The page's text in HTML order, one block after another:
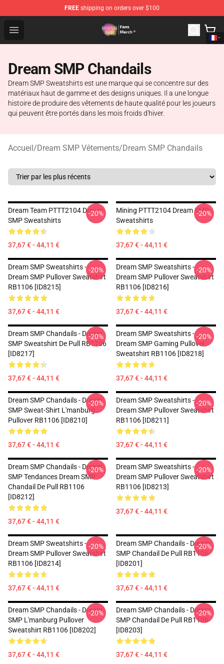
FREE shipping on orders over $100
Open menu
Dream SMP Store - Official Dream SMP Merchandise
Dream SMP Chandails
Dream SMP Sweatshirts est une marque qui se concentre sur des
matériaux haut de gamme et des designs uniques. Il a une longue
histoire de produire des vêtements de haute qualité pour les joueurs
qui peuvent être portés dans les mois froids d'hiver.
Accueil/Dream SMP Vêtements/Dream SMP Chandails
Dream Team PTTT2104 Dream
SMP Sweatshirts
37,67 € - 44,11 €
-20%
Mining PTTT2104 Dream SMP
Sweatshirts
37,67 € - 44,11 €
-20%
Dream SMP Sweatshirts -
Dream SMP Pullover Sweatshirt
RB1106 [ID8215]
37,67 € - 44,11 €
-20%
Dream SMP Sweatshirts -
Dream SMP Pullover Sweatshirt
RB1106 [ID8216]
37,67 € - 44,11 €
-20%
Dream SMP Chandails - Dream
SMP Sweatshirt De Pull RB1106
[ID8217]
37,67 € - 44,11 €
-20%
Dream SMP Sweatshirts -
Dream SMP Gaming Pullover
Sweatshirt RB1106 [ID8218]
37,67 € - 44,11 €
-20%
Dream SMP Chandails - Dream
SMP Sweat-Shirt L'manburg
Pullover RB1106 [ID8210]
37,67 € - 44,11 €
-20%
Dream SMP Sweatshirts -
Dream SMP Pullover Sweatshirt
RB1106 [ID8211]
37,67 € - 44,11 €
-20%
Dream SMP Chandails - Dream
SMP Tendances Dream SMP
Chandail De Pull RB1106
[ID8212]
37,67 € - 44,11 €
-20%
Dream SMP Sweatshirts -
Dream SMP Pullover Sweatshirt
RB1106 [ID8213]
37,67 € - 44,11 €
-20%
Dream SMP Sweatshirts -
Dream SMP Pullover Sweatshirt
RB1106 [ID8214]
37,67 € - 44,11 €
-20%
Dream SMP Chandails - Dream
SMP Chandail De Pull RB1106
[ID8201]
37,67 € - 44,11 €
-20%
Dream SMP Chandails - Dream
SMP L'manburg Pullover
Sweatshirt RB1106 [ID8202]
37,67 € - 44,11 €
-20%
Dream SMP Chandails - Dream
SMP Chandail De Pull RB1106
[ID8203]
37,67 € - 44,11 €
-20%